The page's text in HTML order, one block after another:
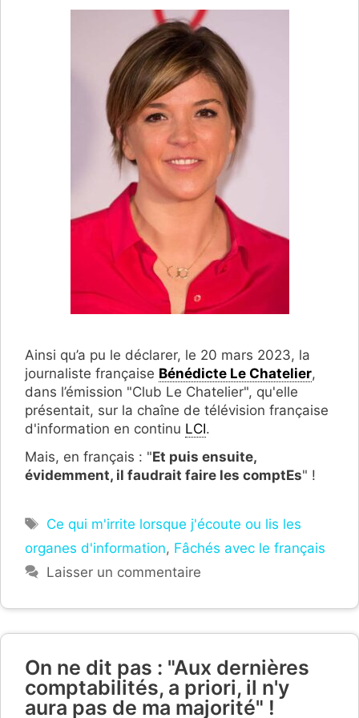
Ainsi qu’a pu le déclarer, le 20 mars 2023, la
journaliste française Bénédicte Le Chatelier,
dans l’émission "Club Le Chatelier", qu'elle
présentait, sur la chaîne de télévision française
d'information en continu LCI.
Mais, en français : "Et puis ensuite,
évidemment, il faudrait faire les comptEs" !
Étiquettes
Ce qui m'irrite lorsque j'écoute ou lis les
organes d'information, Fâchés avec le français
Laisser un commentaire
On ne dit pas : "Aux dernières
comptabilités, a priori, il n'y
aura pas de ma majorité" !